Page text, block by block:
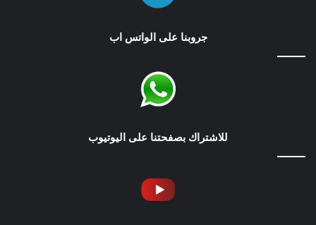
جروبنا على الواتس اب
للاشتراك بصفحتنا على اليوتيوب